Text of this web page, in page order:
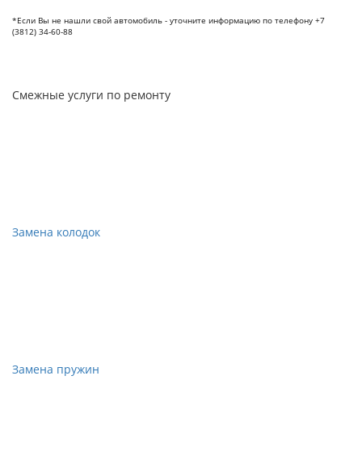
*Если Вы не нашли свой автомобиль - уточните информацию по телефону +7
(3812) 34-60-88
Смежные услуги по ремонту
Замена колодок
Замена пружин